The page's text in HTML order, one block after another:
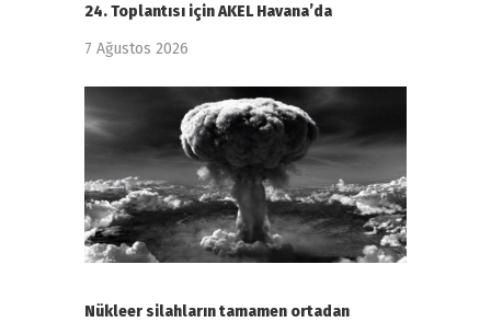
24. Toplantısı için AKEL Havana’da
7 Ağustos 2026
Nükleer silahların tamamen ortadan